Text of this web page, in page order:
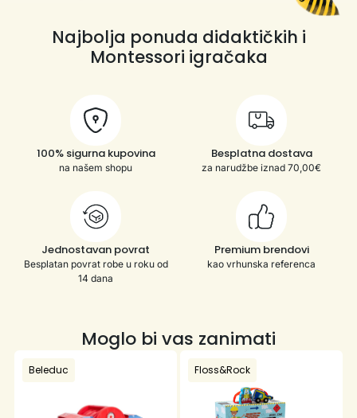
Najbolja ponuda didaktičkih i
Montessori igračaka
100% sigurna kupovina
na našem shopu
Besplatna dostava
za narudžbe iznad 70,00€
Jednostavan povrat
Besplatan povrat robe u roku od
14 dana
Premium brendovi
kao vrhunska referenca
Moglo bi vas zanimati
Beleduc Floss&Rock